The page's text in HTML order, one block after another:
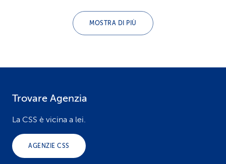
MOSTRA DI PIÙ
Trovare Agenzia
La CSS è vicina a lei.
AGENZIE CSS